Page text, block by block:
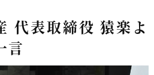
代表取締役 猿楽よ
言